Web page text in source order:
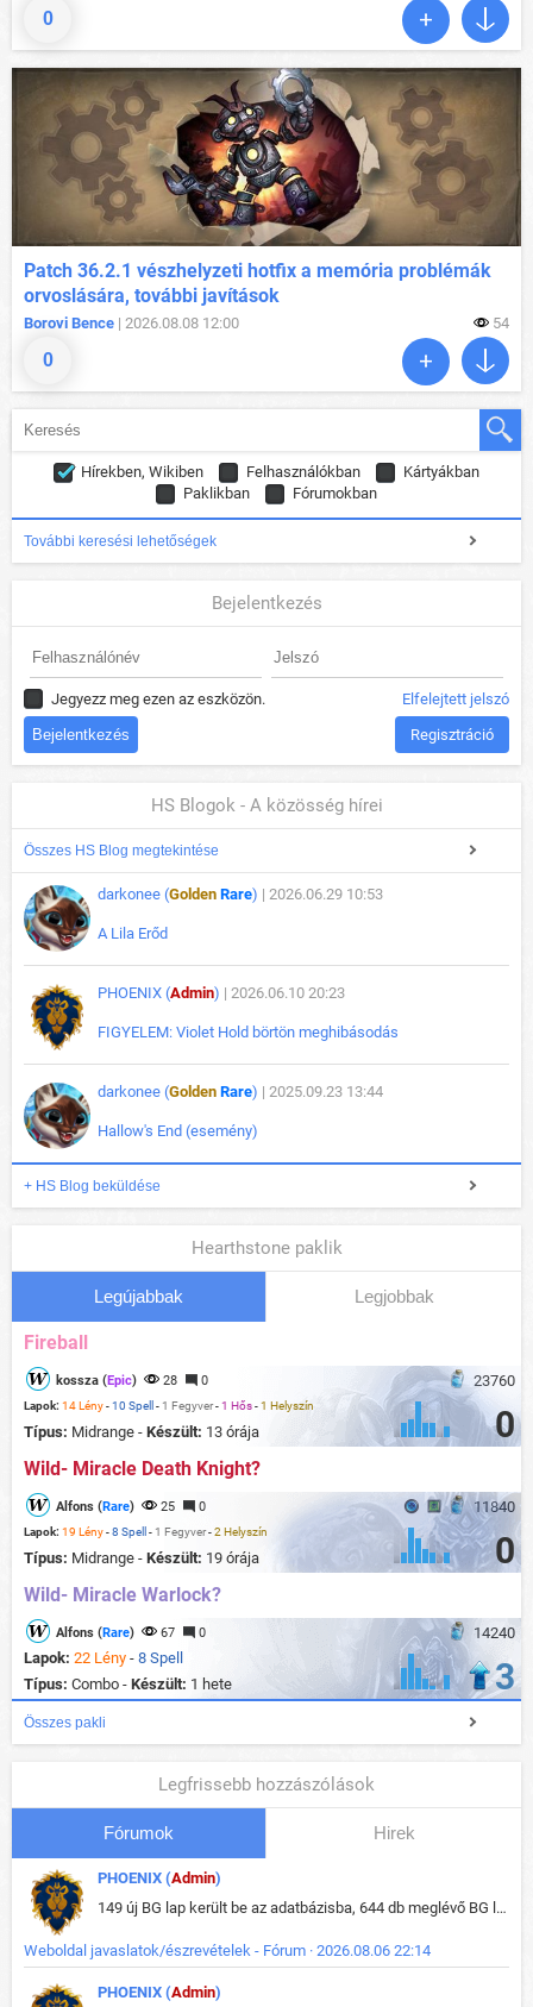
0
0
Patch 36.2.1 vészhelyzeti hotfix a memória problémák
orvoslására, további javítások
Borovi Bence | 2026.08.08 12:00 54
Hírekben, Wikiben Felhasználókban
Kártyákban
Paklikban
Fórumokban
További keresési lehetőségek
Bejelentkezés
Jegyezz meg ezen az eszközön. Elfelejtett jelszó
Regisztráció
HS Blogok - A közösség hírei
Összes HS Blog megtekintése
darkonee (Golden Rare) | 2026.06.29 10:53
A Lila Erőd
PHOENIX (Admin) | 2026.06.10 20:23
FIGYELEM: Violet Hold börtön meghibásodás
darkonee (Golden Rare) | 2025.09.23 13:44
Hallow's End (esemény)
+ HS Blog beküldése
Hearthstone paklik
Legújabbak Legjobbak
Fireball
23760
kossza (Epic) 28 0
Lapok: 14 Lény-10 Spell - 1 Fegyver-1 Hős-1 Helyszín
Típus: Midrange - Készült: 13 órája 0
Wild- Miracle Death Knight?
11840
Alfons (Rare) 25 0
Lapok: 19 Lény-8 Spell - 1 Fegyver-2 Helyszín
Típus: Midrange - Készült: 19 órája 0
Wild- Miracle Warlock?
14240
Alfons (Rare) 67 0
Lapok: 22 Lény - 8 Spell
Típus: Combo - Készült: 1 hete 3
Összes pakli
Legfrissebb hozzászólások
Fórumok Hirek
PHOENIX (Admin)
149 új BG lap került be az adatbázisba, 644 db meglévő BG lap módosult, bekerültek az új képek a megváltozott lapokhoz is.
Weboldal javaslatok/észrevételek - Fórum · 2026.08.06 22:14
PHOENIX (Admin)